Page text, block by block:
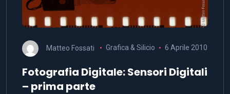
Matteo Fossati Grafica & Silicio 6 Aprile 2010
Fotografia Digitale: Sensori Digitali
– prima parte